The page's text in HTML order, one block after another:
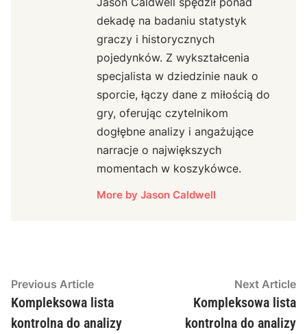
dekadę na badaniu statystyk
graczy i historycznych
pojedynków. Z wykształcenia
specjalista w dziedzinie nauk o
sporcie, łączy dane z miłością do
gry, oferując czytelnikom
dogłębne analizy i angażujące
narracje o największych
momentach w koszykówce.
More by Jason Caldwell
Post
navigation
Previous ArticlePrevious
article:
Kompleksowa lista
kontrolna do analizy
Next Article
Kompleksowa lista
kontrolna do analizy